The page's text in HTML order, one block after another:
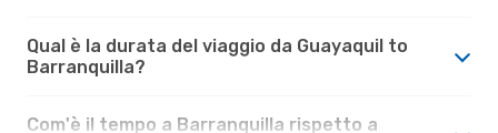
Qual è la durata del viaggio da Guayaquil to
Barranquilla?
Com'è il tempo a Barranquilla rispetto a